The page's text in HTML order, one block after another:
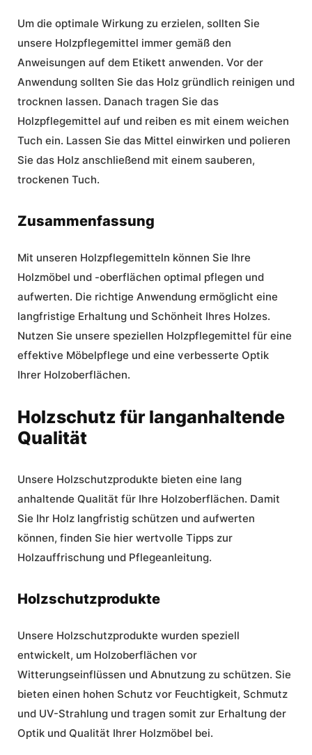
Um die optimale Wirkung zu erzielen, sollten Sie
unsere Holzpflegemittel immer gemäß den
Anweisungen auf dem Etikett anwenden. Vor der
Anwendung sollten Sie das Holz gründlich reinigen und
trocknen lassen. Danach tragen Sie das
Holzpflegemittel auf und reiben es mit einem weichen
Tuch ein. Lassen Sie das Mittel einwirken und polieren
Sie das Holz anschließend mit einem sauberen,
trockenen Tuch.
Zusammenfassung
Mit unseren Holzpflegemitteln können Sie Ihre
Holzmöbel und -oberflächen optimal pflegen und
aufwerten. Die richtige Anwendung ermöglicht eine
langfristige Erhaltung und Schönheit Ihres Holzes.
Nutzen Sie unsere speziellen Holzpflegemittel für eine
effektive Möbelpflege und eine verbesserte Optik
Ihrer Holzoberflächen.
Holzschutz für langanhaltende
Qualität
Unsere Holzschutzprodukte bieten eine lang
anhaltende Qualität für Ihre Holzoberflächen. Damit
Sie Ihr Holz langfristig schützen und aufwerten
können, finden Sie hier wertvolle Tipps zur
Holzauffrischung und Pflegeanleitung.
Holzschutzprodukte
Unsere Holzschutzprodukte wurden speziell
entwickelt, um Holzoberflächen vor
Witterungseinflüssen und Abnutzung zu schützen. Sie
bieten einen hohen Schutz vor Feuchtigkeit, Schmutz
und UV-Strahlung und tragen somit zur Erhaltung der
Optik und Qualität Ihrer Holzmöbel bei.